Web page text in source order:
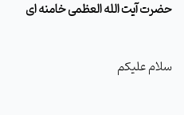
حضرت آیت الله العظمی خامنه ای
سلام علیکم